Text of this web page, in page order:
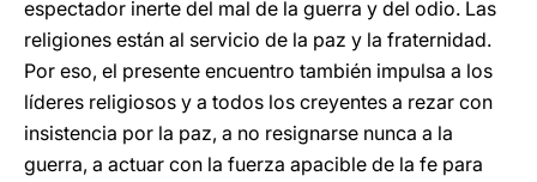
espectador inerte del mal de la guerra y del odio. Las
religiones están al servicio de la paz y la fraternidad.
Por eso, el presente encuentro también impulsa a los
líderes religiosos y a todos los creyentes a rezar con
insistencia por la paz, a no resignarse nunca a la
guerra, a actuar con la fuerza apacible de la fe para